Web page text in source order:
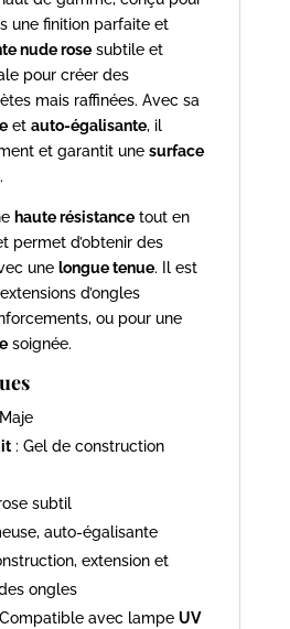
une finition parfaite et
nude rosesubtile et
pour créer des
mais raffinées. Avec sa
et auto-égalisante, il
et garantit une surface
.
haute résistancetout en
permet d’obtenir des
une longue tenue. Il est
d’ongles
ou pour une
soignée.
: Gel de construction
subtil
auto-égalisante
extension et
ongles
avec lampe UV